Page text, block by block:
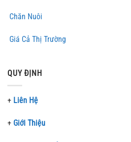
Chăn Nuôi
Giá Cả Thị Trường
QUY ĐỊNH
+ Liên Hệ
+ Giới Thiệu